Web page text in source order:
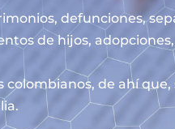
defunciones,
de hijos,
de ahí